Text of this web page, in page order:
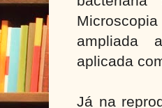
ampliada
aplicada
Já na